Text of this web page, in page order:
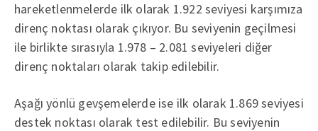
hareketlenmelerde ilk olarak 1.922 seviyesi karşımıza
direnç noktası olarak çıkıyor. Bu seviyenin geçilmesi
ile birlikte sırasıyla 1.978 – 2.081 seviyeleri diğer
direnç noktaları olarak takip edilebilir.
Aşağı yönlü gevşemelerde ise ilk olarak 1.869 seviyesi
destek noktası olarak test edilebilir. Bu seviyenin